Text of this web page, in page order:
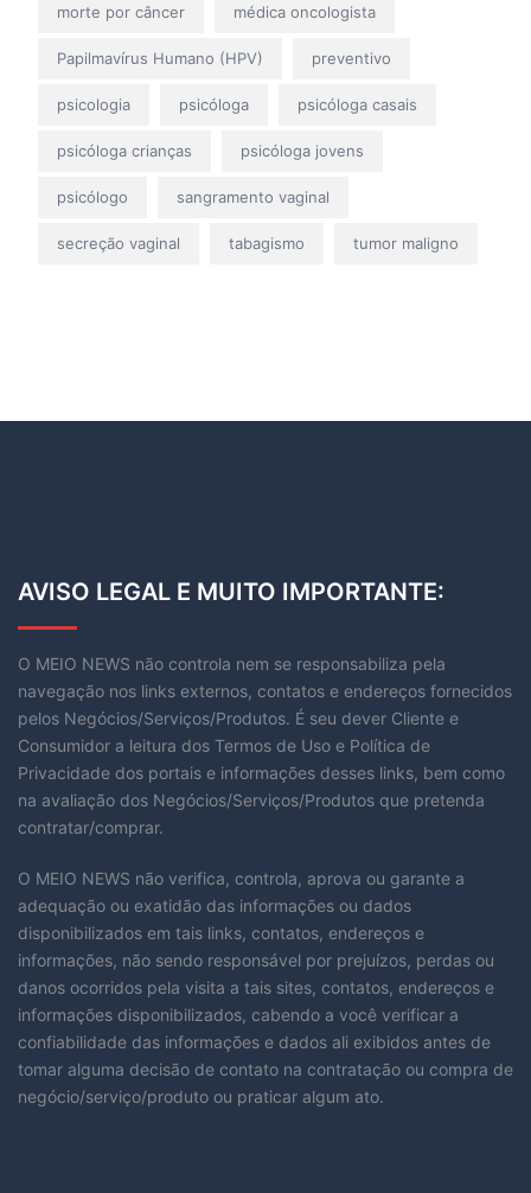
morte por câncer médica oncologista
Papilmavírus Humano (HPV) preventivo
psicologia psicóloga psicóloga casais
psicóloga crianças psicóloga jovens
psicólogo sangramento vaginal
secreção vaginal tabagismo tumor maligno
AVISO LEGAL E MUITO IMPORTANTE:
O MEIO NEWS não controla nem se responsabiliza pela
navegação nos links externos, contatos e endereços fornecidos
pelos Negócios/Serviços/Produtos. É seu dever Cliente e
Consumidor a leitura dos Termos de Uso e Política de
Privacidade dos portais e informações desses links, bem como
na avaliação dos Negócios/Serviços/Produtos que pretenda
contratar/comprar.
O MEIO NEWS não verifica, controla, aprova ou garante a
adequação ou exatidão das informações ou dados
disponibilizados em tais links, contatos, endereços e
informações, não sendo responsável por prejuízos, perdas ou
danos ocorridos pela visita a tais sites, contatos, endereços e
informações disponibilizados, cabendo a você verificar a
confiabilidade das informações e dados ali exibidos antes de
tomar alguma decisão de contato na contratação ou compra de
negócio/serviço/produto ou praticar algum ato.